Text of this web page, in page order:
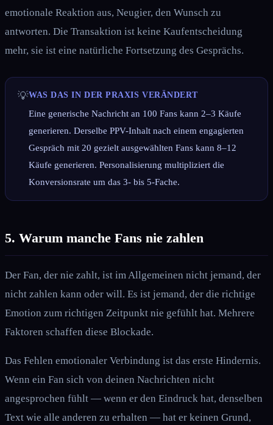
emotionale Reaktion aus, Neugier, den Wunsch zu
antworten. Die Transaktion ist keine Kaufentscheidung
mehr, sie ist eine natürliche Fortsetzung des Gesprächs.
💡WAS DAS IN DER PRAXIS VERÄNDERT
Eine generische Nachricht an 100 Fans kann 2–3 Käufe
generieren. Derselbe PPV-Inhalt nach einem engagierten
Gespräch mit 20 gezielt ausgewählten Fans kann 8–12
Käufe generieren. Personalisierung multipliziert die
Konversionsrate um das 3- bis 5-Fache.
5. Warum manche Fans nie zahlen
Der Fan, der nie zahlt, ist im Allgemeinen nicht jemand, der
nicht zahlen kann oder will. Es ist jemand, der die richtige
Emotion zum richtigen Zeitpunkt nie gefühlt hat. Mehrere
Faktoren schaffen diese Blockade.
Das Fehlen emotionaler Verbindung ist das erste Hindernis.
Wenn ein Fan sich von deinen Nachrichten nicht
angesprochen fühlt — wenn er den Eindruck hat, denselben
Text wie alle anderen zu erhalten — hat er keinen Grund,